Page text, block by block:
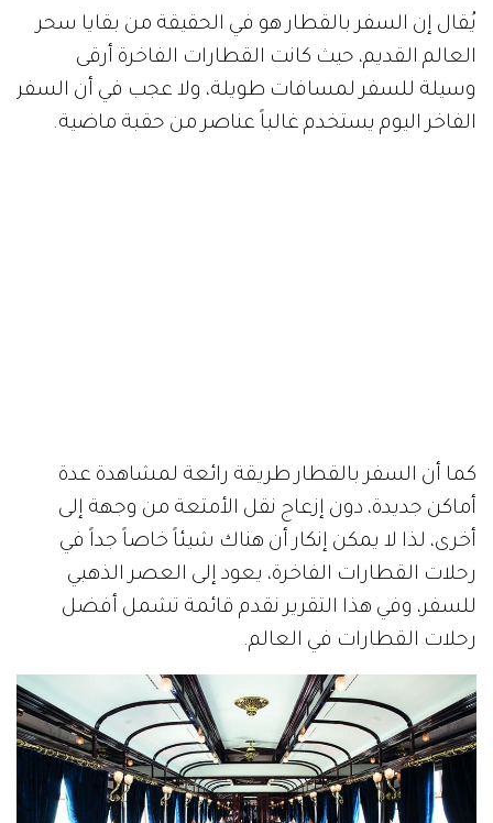
يُقال إن السفر بالقطار هو في الحقيقة من بقايا سحر
العالم القديم، حيث كانت القطارات الفاخرة أرقى
وسيلة للسفر لمسافات طويلة، ولا عجب في أن السفر
الفاخر اليوم يستخدم غالباً عناصر من حقبة ماضية.
كما أن السفر بالقطار طريقة رائعة لمشاهدة عدة
أماكن جديدة، دون إزعاج نقل الأمتعة من وجهة إلى
أخرى، لذا لا يمكن إنكار أن هناك شيئاً خاصاً جداً في
رحلات القطارات الفاخرة، يعود إلى العصر الذهبي
للسفر، وفي هذا التقرير نقدم قائمة تشمل أفضل
رحلات القطارات في العالم.